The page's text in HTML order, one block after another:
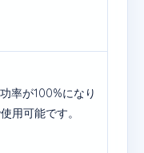
率が100%になり
用可能です。